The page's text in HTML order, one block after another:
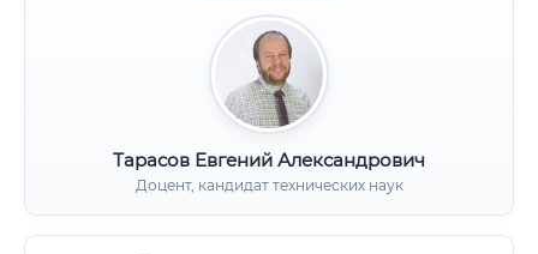
Тарасов Евгений Александрович
Доцент, кандидат технических наук